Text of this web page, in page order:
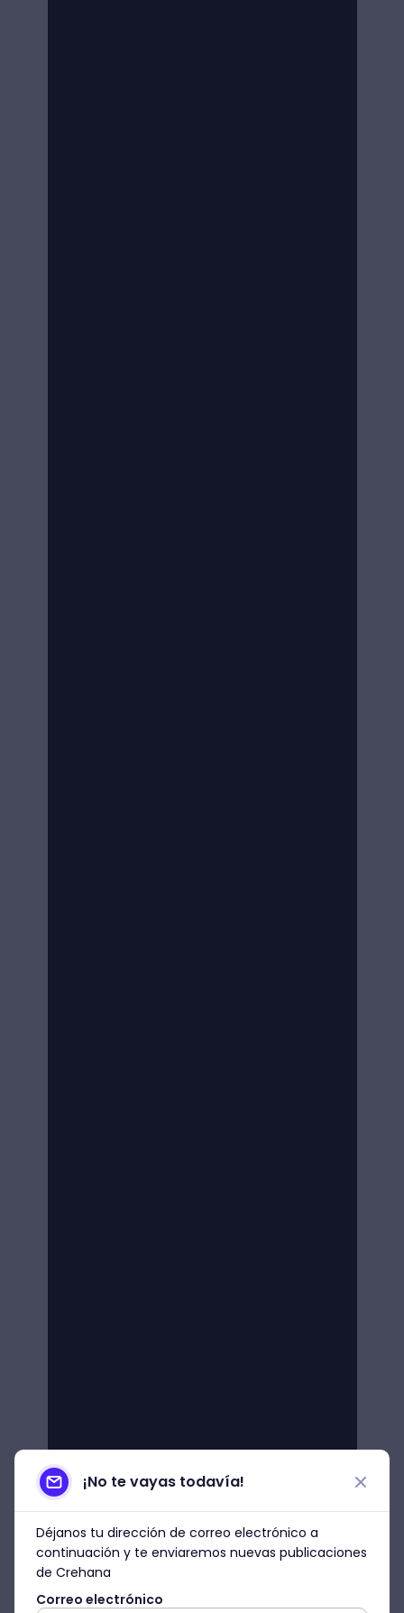
¡No te vayas todavía!
Déjanos tu dirección de correo electrónico a
continuación y te enviaremos nuevas publicaciones
de Crehana
Correo electrónico